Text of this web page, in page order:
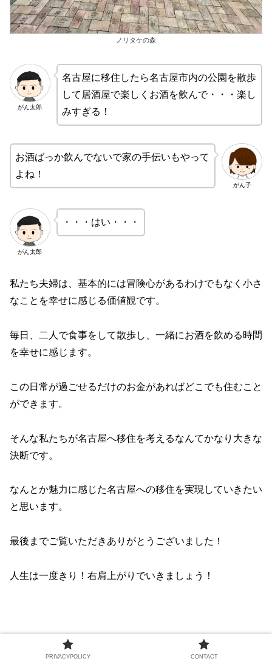
ノリタケの森
がん太郎
名古屋に移住したら名古屋市内の公園を散歩
して居酒屋で楽しくお酒を飲んで・・・楽し
みすぎる！
がん子
お酒ばっか飲んでないで家の手伝いもやって
よね！
がん太郎
・・・はい・・・
私たち夫婦は、基本的には冒険心があるわけでもなく小さ
なことを幸せに感じる価値観です。
毎日、二人で食事をして散歩し、一緒にお酒を飲める時間
を幸せに感じます。
この日常が過ごせるだけのお金があればどこでも住むこと
ができます。
そんな私たちが名古屋へ移住を考えるなんてかなり大きな
決断です。
なんとか魅力に感じた名古屋への移住を実現していきたい
と思います。
最後までご覧いただきありがとうございました！
人生は一度きり！右肩上がりでいきましょう！
【FIRE後の生活】セミリタイア者の一日
PRIVACYPOLICY CONTACT